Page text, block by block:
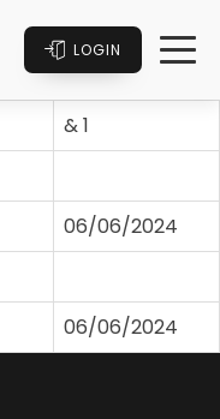
LOGIN
& 1
06/06/2024
06/06/2024